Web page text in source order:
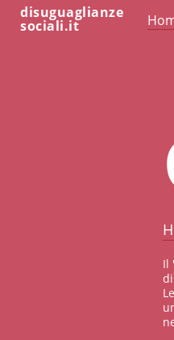
disuguaglianze
sociali.it
Il